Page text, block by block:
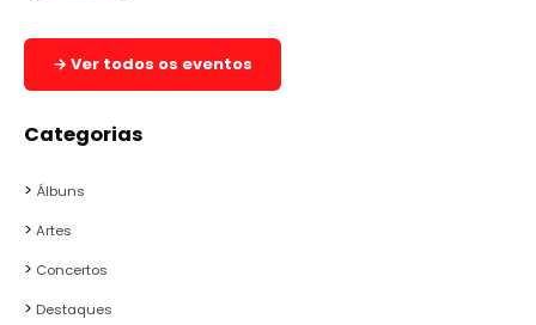
→ Ver todos os eventos
Categorias
Álbuns
Artes
Concertos
Destaques